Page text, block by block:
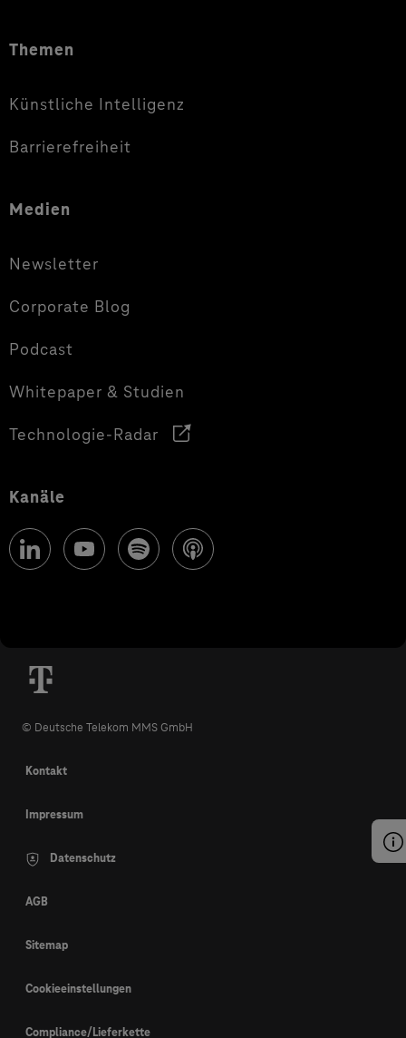
Themen
Künstliche Intelligenz
Barrierefreiheit
Medien
Newsletter
Corporate Blog
Podcast
Whitepaper & Studien
Technologie-Radar
Kanäle
© Deutsche Telekom MMS GmbH
Kontakt
Impressum
Datenschutz
AGB
Sitemap
Cookieeinstellungen
Compliance/Lieferkette